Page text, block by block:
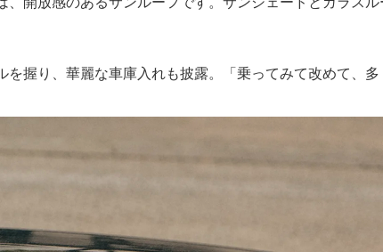
を握り、華麗な車庫入れも披露。「乗ってみて改めて、